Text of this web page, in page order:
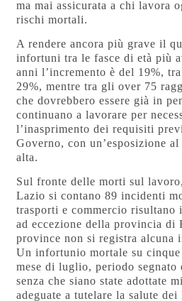
ma mai assicurata a chi lavora
rischi mortali.
A rendere ancora più grave il
infortuni tra le fasce di età più
anni l’incremento è del 19%,
29%, mentre tra gli over 75
che dovrebbero essere già in
continuano a lavorare per
l’inasprimento dei requisiti
Governo, con un’esposizione
alta.
Sul fronte delle morti sul
Lazio si contano 89 incidenti
trasporti e commercio
ad eccezione della provincia di
province non si registra alcuna
Un infortunio mortale su
mese di luglio, periodo segnato
senza che siano state adottate
adeguate a tutelare la salute